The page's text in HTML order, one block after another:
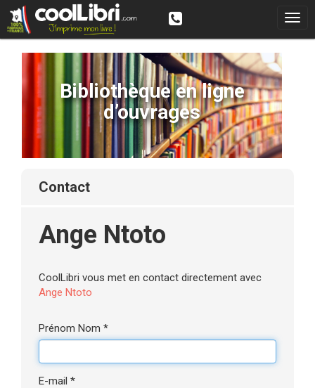
Bibliothèque en ligne
d’ouvrages
contact
Ange Ntoto
CoolLibri vous met en contact directement avec
Ange Ntoto
Prénom Nom *
E-mail *